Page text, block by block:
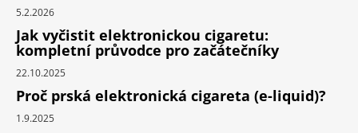
5.2.2026
Jak vyčistit elektronickou cigaretu:
kompletní průvodce pro začátečníky
22.10.2025
Proč prská elektronická cigareta (e-liquid)?
1.9.2025